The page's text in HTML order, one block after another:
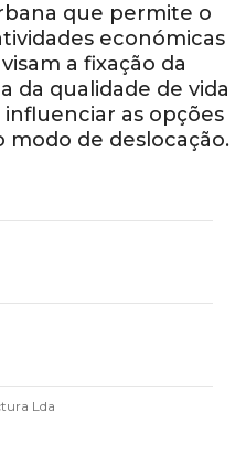
que permite o
económicas
a fixação da
da qualidade de vida
as opções
modo de deslocação.
Lda